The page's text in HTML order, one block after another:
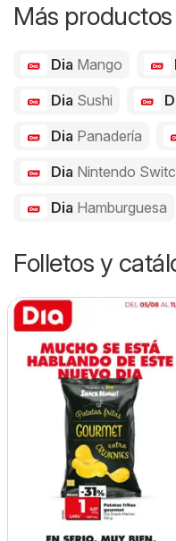
Más
Dia Mango
Dia Sushi
Dia Panadería
Dia Nintendo
Dia Hamburguesa
Folletos y